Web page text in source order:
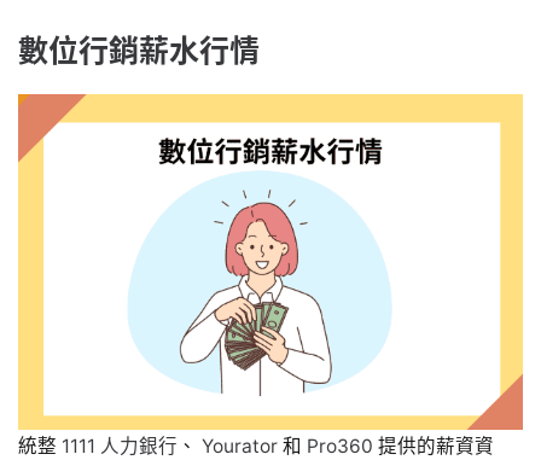
數位行銷薪水行情
統整 1111 人力銀行 、 Yourator 和 Pro360 提供的薪資資